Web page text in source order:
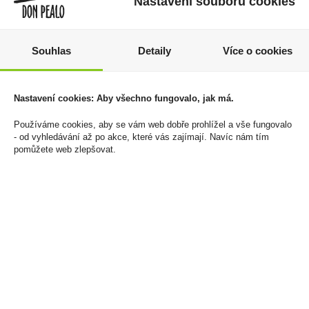
Horalky 50g Sedita
14 Kč
Skladem:více než 500 ks Cena za:1 ks
Skladem:100 - 500 ks
Souhlas Detaily Více o cookies
Nastavení cookies: Aby všechno fungovalo, jak má.
Používáme cookies, aby se vám web dobře prohlížel a vše fungovalo
- od vyhledávání až po akce, které vás zajímají. Navíc nám tím
pomůžete web zlepšovat.